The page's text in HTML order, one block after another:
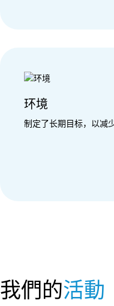
环境
制定了长期目标，以减
我們的活動